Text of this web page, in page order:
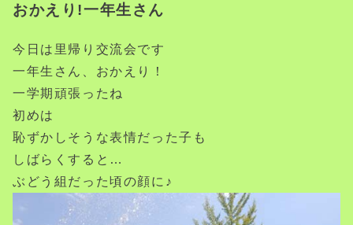
おかえり!一年生さん
今日は里帰り交流会です
一年生さん、おかえり！
一学期頑張ったね
初めは
恥ずかしそうな表情だった子も
しばらくすると…
ぶどう組だった頃の顔に♪